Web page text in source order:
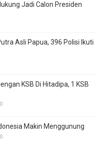
Jadi Calon Presiden
Asli Papua, 396 Polisi Ikuti
KSB Di Hitadipa, 1 KSB
0
Makin Menggunung
0